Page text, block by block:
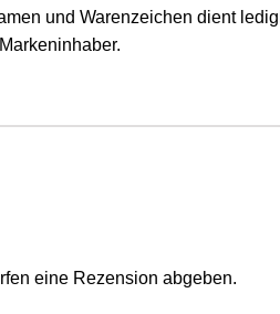
und Warenzeichen dient
eine Rezension abgeben.